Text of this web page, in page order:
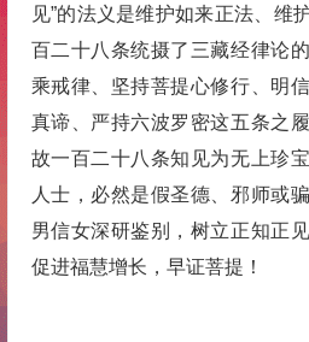
见”的法义是维护如来正法、维
百二十八条统摄了三藏经律论
乘戒律、坚持菩提心修行、明
真谛、严持六波罗密这五条之
故一百二十八条知见为无上珍
人士，必然是假圣德、邪师或
男信女深研鉴别，树立正知正
促进福慧增长，早证菩提！